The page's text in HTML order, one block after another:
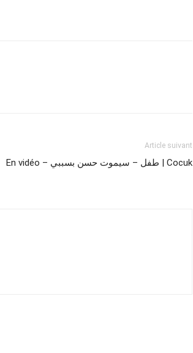
Article suivant
En vidéo – طفل – سيموت حسن بسببي | Cocuk